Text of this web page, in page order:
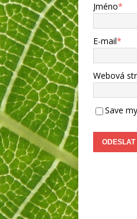
Jméno*
E-mail*
Webová
Save